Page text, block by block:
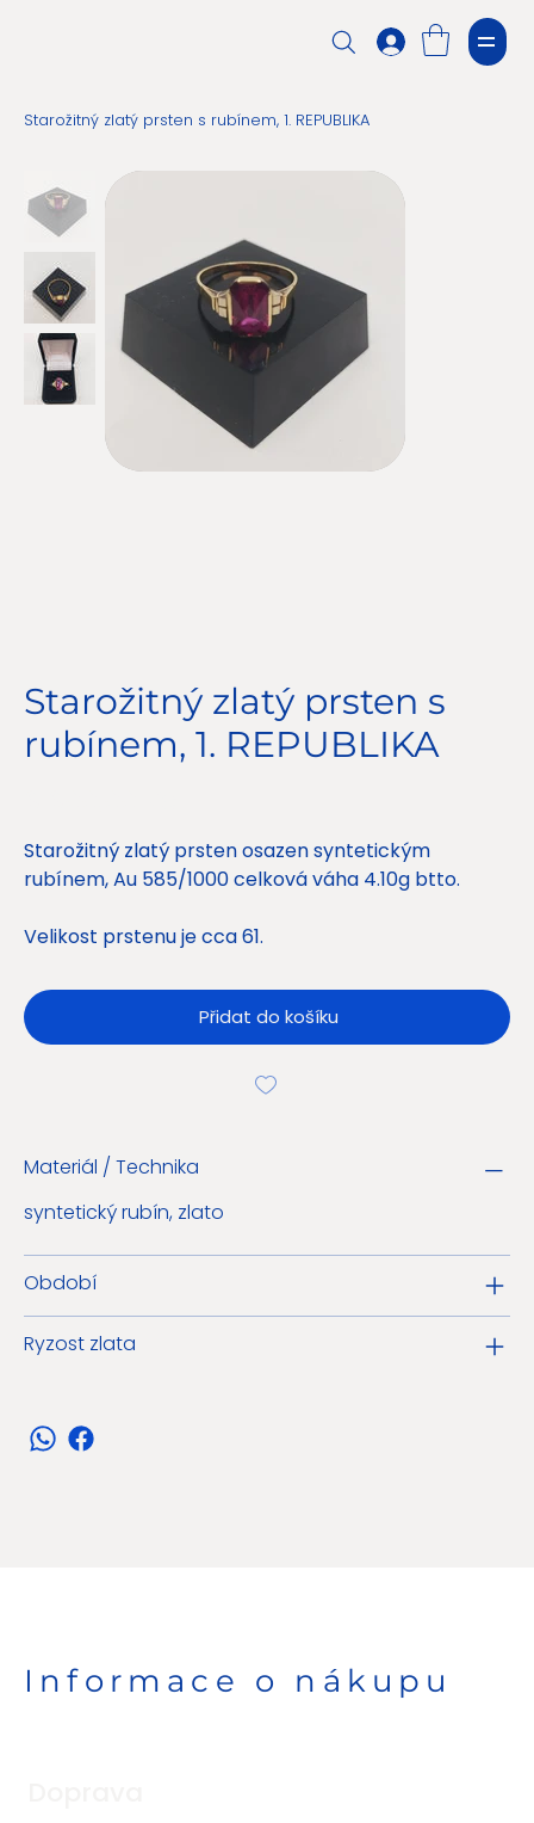
Starožitný zlatý prsten s rubínem, 1. REPUBLIKA
Starožitný zlatý prsten s
rubínem, 1. REPUBLIKA
Starožitný zlatý prsten osazen syntetickým
rubínem, Au 585/1000 celková váha 4.10g btto.
Velikost prstenu je cca 61.
Přidat do košíku
Materiál / Technika
syntetický rubín, zlato
Období
Ryzost zlata
Informace o nákupu